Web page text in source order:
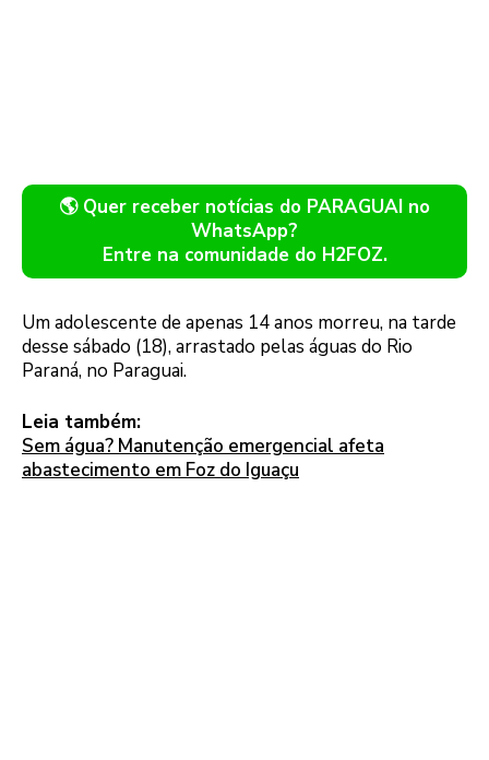
🌎 Quer receber notícias do PARAGUAI no
WhatsApp?
Entre na comunidade do H2FOZ.
Um adolescente de apenas 14 anos morreu, na tarde
desse sábado (18), arrastado pelas águas do Rio
Paraná, no Paraguai.
Leia também:
Sem água? Manutenção emergencial afeta
abastecimento em Foz do Iguaçu